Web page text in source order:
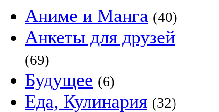
Аниме и Манга (40)
Анкеты для друзей
(69)
Будущее (6)
Еда, Кулинария (32)